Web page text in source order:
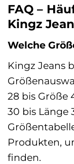
FAQ –
Kingz
Welche
Kingz Jeans
28 bis Größe
30 bis Länge
Produkten,
finden.